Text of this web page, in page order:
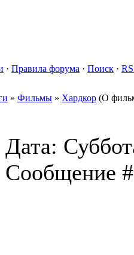
· Правила форума · Поиск ·
» Фильмы » Хардкор (О
Дата:
Сообщение